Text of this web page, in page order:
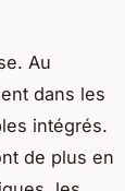
Au
dans les
intégrés.
de plus en